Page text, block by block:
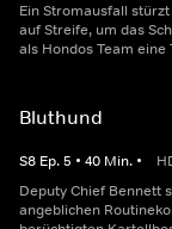
Ein Stromausfall stürzt
auf Streife, um das
als Hondos Team
Bluthund
S8 Ep.5 • 40 Min. •
Deputy Chief Bennett
angeblichen